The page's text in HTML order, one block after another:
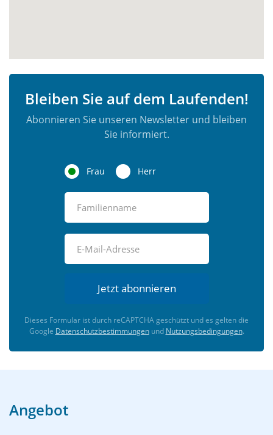
Bleiben Sie auf dem Laufenden!
Abonnieren Sie unseren Newsletter und bleiben
Sie informiert.
Frau Herr
Jetzt abonnieren
Dieses Formular ist durch reCAPTCHA geschützt und es gelten die
Google Datenschutzbestimmungenund Nutzungsbedingungen.
Angebot